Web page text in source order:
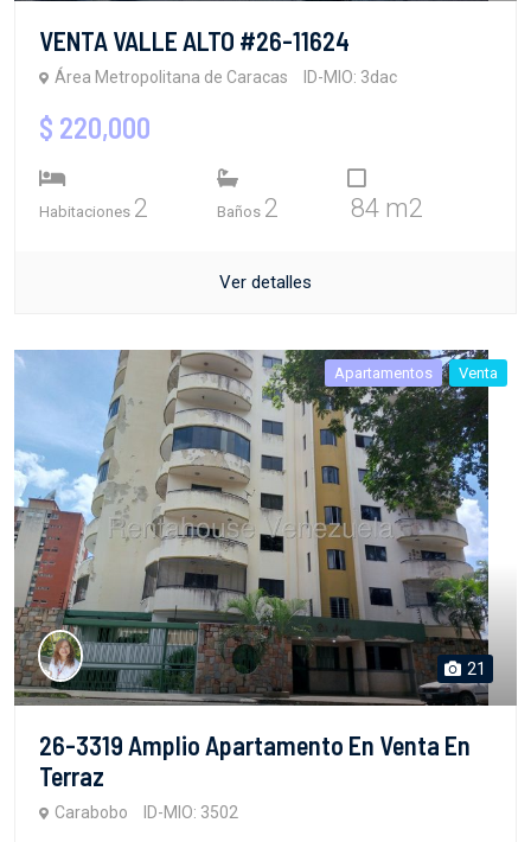
VENTA VALLE ALTO #26-11624
Área Metropolitana de Caracas ID-MIO: 3dac
$ 220,000
Habitaciones 2 Baños 2 84 m2
Ver detalles
Apartamentos Venta
21
26-3319 Amplio Apartamento En Venta En
Terraz
Carabobo ID-MIO: 3502